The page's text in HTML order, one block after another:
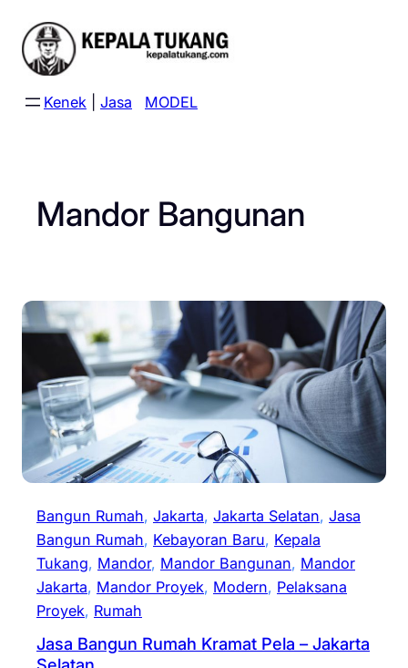
content
Kenek Jasa MODEL
Mandor Bangunan
Bangun Rumah, Jakarta, Jakarta Selatan, Jasa
Bangun Rumah, Kebayoran Baru, Kepala
Tukang, Mandor, Mandor Bangunan, Mandor
Jakarta, Mandor Proyek, Modern, Pelaksana
Proyek, Rumah
Jasa Bangun Rumah Kramat Pela – Jakarta